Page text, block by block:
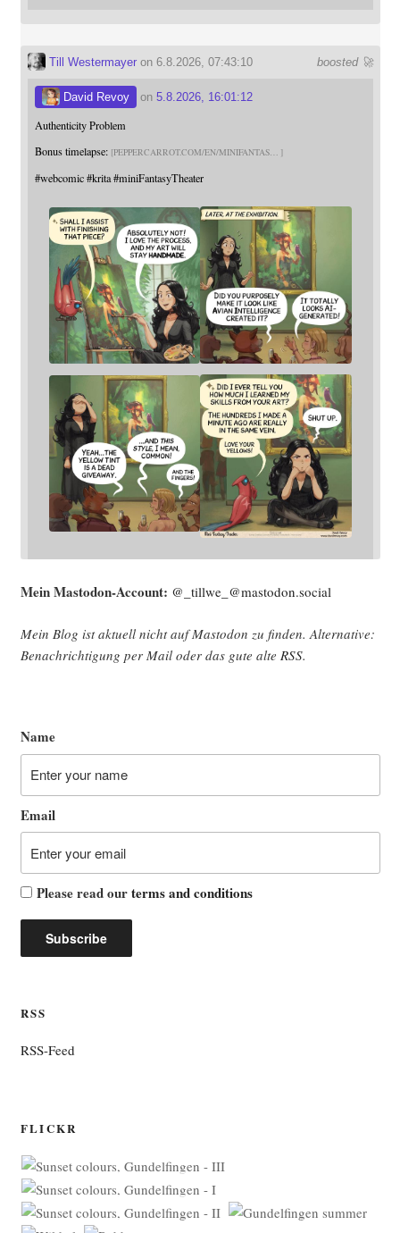
boosted 🚀
Till Westermayeron 6.8.2026, 07:43:10
David Revoy on 5.8.2026, 16:01:12
Authenticity Problem
Bonus timelapse: PEPPERCARROT.COM/EN/MINIFANTAS
#webcomic #krita #miniFantasyTheater
Mein Mast­o­don-Account: @_tillwe_@mastodon.social
Mein Blog ist aktu­ell nicht auf Mast­o­don zu fin­den. Alter­na­ti­ve:
Benach­rich­ti­gung per Mail oder das gute alte RSS.
Name
Email
Please read ourterms and conditions
RSS
RSS-Feed
FLICKR